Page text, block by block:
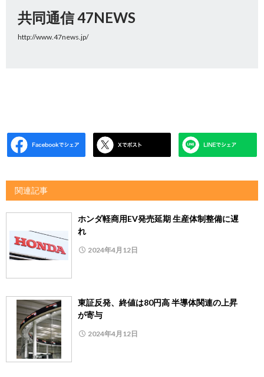
共同通信 47NEWS
http://www.47news.jp/
関連記事
ホンダ軽商用EV発売延期 生産体制整備に遅
れ
2024年4月12日
東証反発、終値は80円高 半導体関連の上昇
が寄与
2024年4月12日